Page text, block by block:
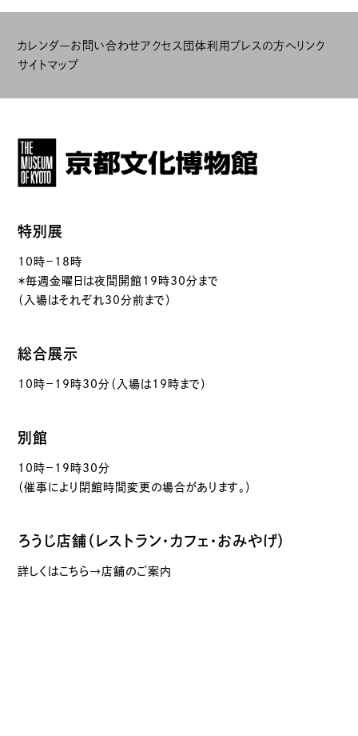
カレンダーお問い合わせアクセス 団体利用 プレスの方へリンク
サイトマップ
特別展
10時－18時
＊毎週金曜日は夜間開館19時30分まで
（入場はそれぞれ30分前まで）
総合展示
10時－19時30分（入場は19時まで）
別館
10時－19時30分
（催事により閉館時間変更の場合があります。）
ろうじ店舗（レストラン・カフェ・おみやげ）
詳しくはこちら→店舗のご案内